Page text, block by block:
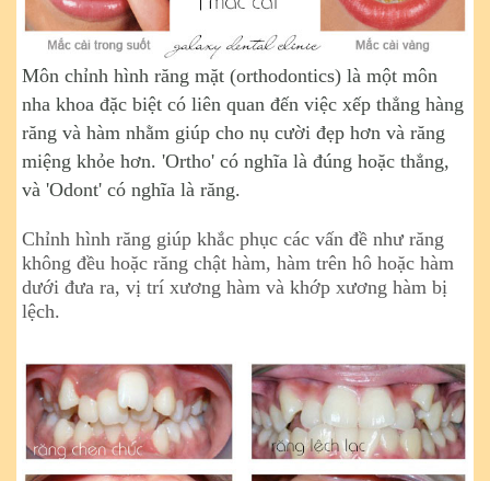
Môn chỉnh hình răng mặt (orthodontics) là một môn
nha khoa đặc biệt có liên quan đến việc xếp thẳng hàng
răng và hàm nhằm giúp cho nụ cười đẹp hơn và răng
miệng khỏe hơn. 'Ortho' có nghĩa là đúng hoặc thẳng,
và 'Odont' có nghĩa là răng.
Chỉnh hình răng giúp khắc phục các vấn đề như răng
không đều hoặc răng chật hàm, hàm trên hô hoặc hàm
dưới đưa ra, vị trí xương hàm và khớp xương hàm bị
lệch.